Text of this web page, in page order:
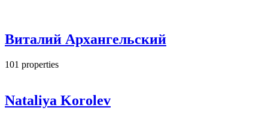
Виталий Архангельский
101 properties
Nataliya Korolev